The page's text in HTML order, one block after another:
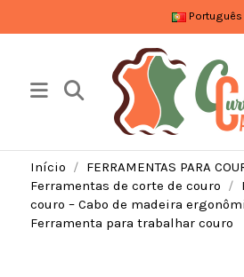
Português
Início
FERRAMENTAS PARA
Ferramentas de corte de couro
couro – Cabo de madeira
Ferramenta para trabalhar couro